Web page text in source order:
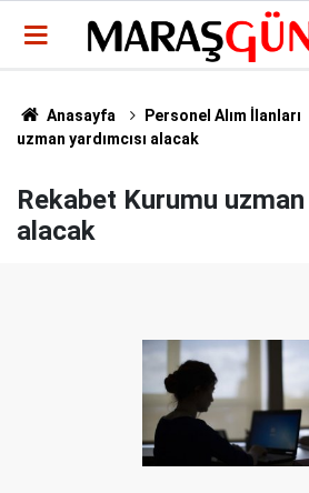
Anasayfa Personel Alım İlanları
uzman yardımcısı alacak
Rekabet Kurumu uzman
alacak